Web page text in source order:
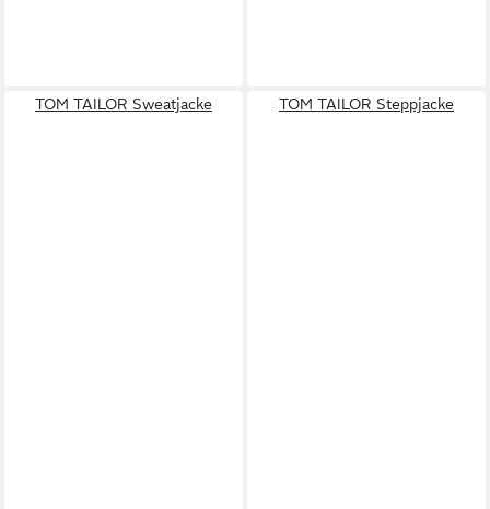
TOM TAILOR Sweatjacke TOM TAILOR Steppjacke